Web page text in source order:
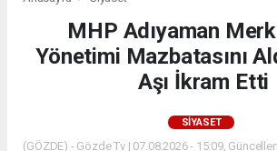
MHP Adıyaman
Yönetimi Mazbatasını
Aşı İkram Etti
SIYASET
(GÖZDE) - Gözde Tv | 07.08.2026 - 15:09,